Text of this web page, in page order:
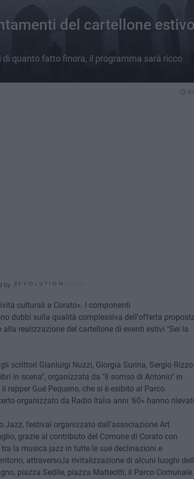
del cartellone estivo
quanto fatto finora, il programma sarà ricco
by
culturali a Corato». I componenti
dubbi sulla qualità complessiva dell'offerta
realizzazione del cartellone di eventi estivi "Sei la
scrittori Gianluigi Nuzzi, Giorgia Surina, Sergio Rizzo
in scena", organizzata da "Il sorriso di Antonio" in
rapper Gué Pequeno, che si è esibito al Parco
organizzato da Radio Italia anni '60» hanno
Jazz, festival organizzato dall'associazione Art
grazie al contributo del Comune di Corato con
la musica jazz in tutte le sue declinazioni e
attraverso,la rivitalizzazione di alcuni luoghi
piazza Sedile, piazza Matteotti, il Parco Comunale